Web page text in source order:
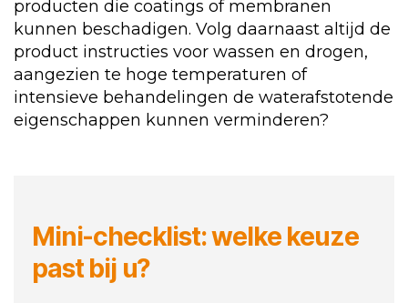
producten die coatings of membranen
kunnen beschadigen. Volg daarnaast altijd de
product instructies voor wassen en drogen,
aangezien te hoge temperaturen of
intensieve behandelingen de waterafstotende
eigenschappen kunnen verminderen?
Mini-checklist: welke keuze
past bij u?